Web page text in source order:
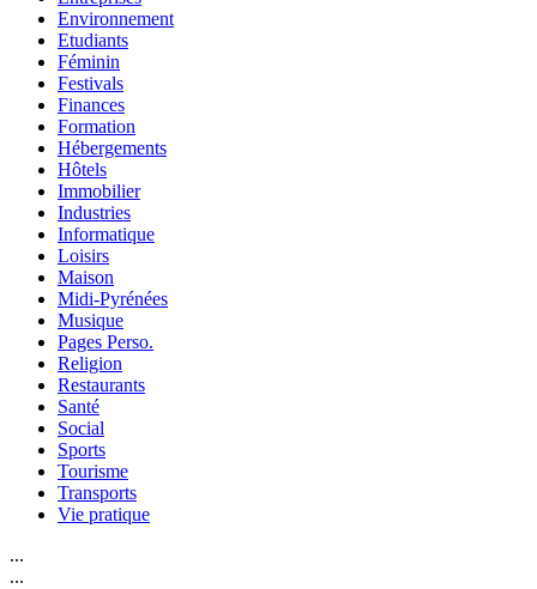
Environnement
Etudiants
Féminin
Festivals
Finances
Formation
Hébergements
Hôtels
Immobilier
Industries
Informatique
Loisirs
Maison
Midi-Pyrénées
Musique
Pages Perso.
Religion
Restaurants
Santé
Social
Sports
Tourisme
Transports
Vie pratique
...
...